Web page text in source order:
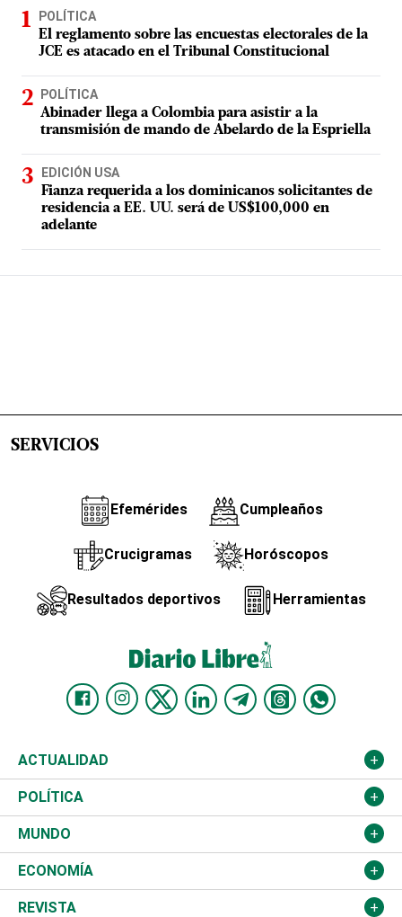
POLÍTICA
El reglamento sobre las encuestas electorales de la
JCE es atacado en el Tribunal Constitucional
POLÍTICA
Abinader llega a Colombia para asistir a la
transmisión de mando de Abelardo de la Espriella
EDICIÓN USA
Fianza requerida a los dominicanos solicitantes de
residencia a EE. UU. será de US$100,000 en
adelante
SERVICIOS
Efemérides Cumpleaños
Crucigramas Horóscopos
Resultados deportivos Herramientas
ACTUALIDAD
Nacional
Ciudad
Educación
Salud
POLÍTICA
Partidos
JCE
TSE
MUNDO
Estados Unidos
América Latina
ECONOMÍA
Finanzas
REVISTA